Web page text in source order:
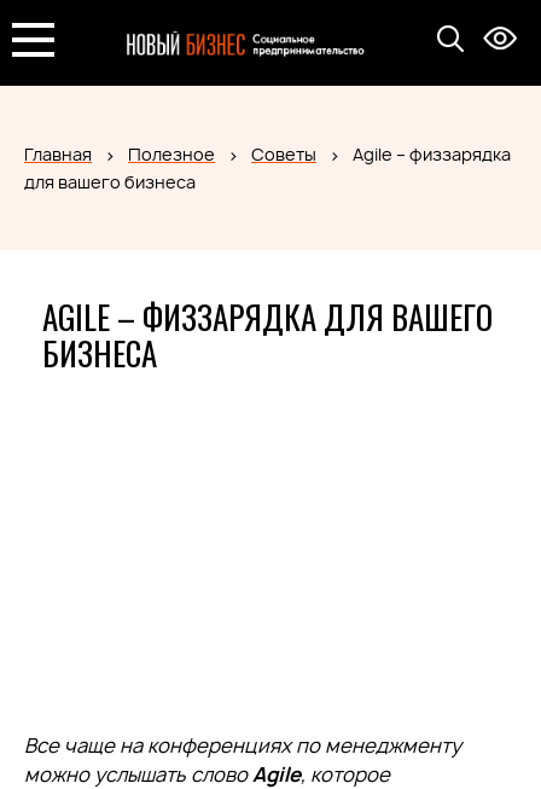
Главная Полезное Советы
Agile – физзарядка
для вашего бизнеса
AGILE – ФИЗЗАРЯДКА ДЛЯ ВАШЕГО
БИЗНЕСА
Все чаще на конференциях по менеджменту
можно услышать словоAgile, которое